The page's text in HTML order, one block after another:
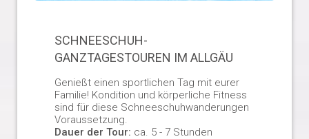
SCHNEESCHUH-
GANZTAGESTOUREN IM ALLGÄU
Genießt einen sportlichen Tag mit eurer
Familie! Kondition und körperliche Fitness
sind für diese Schneeschuhwanderungen
Voraussetzung.
Dauer der Tour: ca. 5 - 7 Stunden